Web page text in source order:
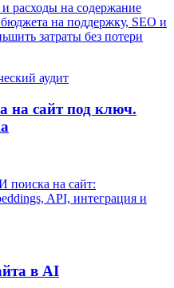
расходы на содержание
на поддержку, SEO и
затраты без потери
аудит
на сайт под ключ.
поиска на сайт:
API, интеграция и
в AI